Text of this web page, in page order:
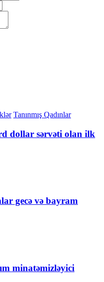
Tanınmış Qadınlar
dollar sərvəti olan ilk
gecə və bayram
minatəmizləyici